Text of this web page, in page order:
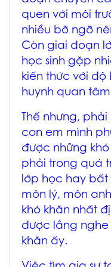
quen với môi
nhiều bỡ ngỡ
Còn giai đoạn
học sinh gặp
kiến thức với
huynh quan
Thế nhưng,
con em mình
được những
phải trong quá
lớp học hay
môn lý, môn
khó khăn nhất
được lắng nghe
khăn ấy.